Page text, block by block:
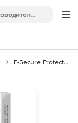
F-Secure Protection Service for Business (PSB), Mobile Security Module